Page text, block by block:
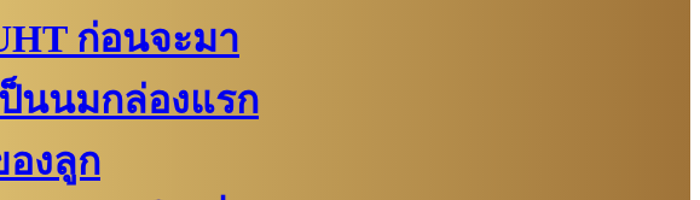
ก่อนจะมา
ป็นนมกล่องแรก
องลูก